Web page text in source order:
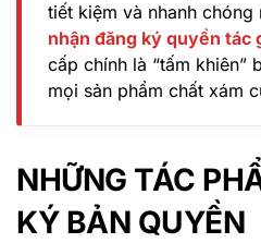
tiết kiệm và nhanh chóng
nhận đăng ký quyền tác
cấp chính là “tấm khiên”
mọi sản phẩm chất xám
NHỮNG TÁC
KÝ BẢN QUYỀN